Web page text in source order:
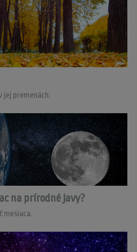
jej premenách.
na prírodné javy?
mesiaca.